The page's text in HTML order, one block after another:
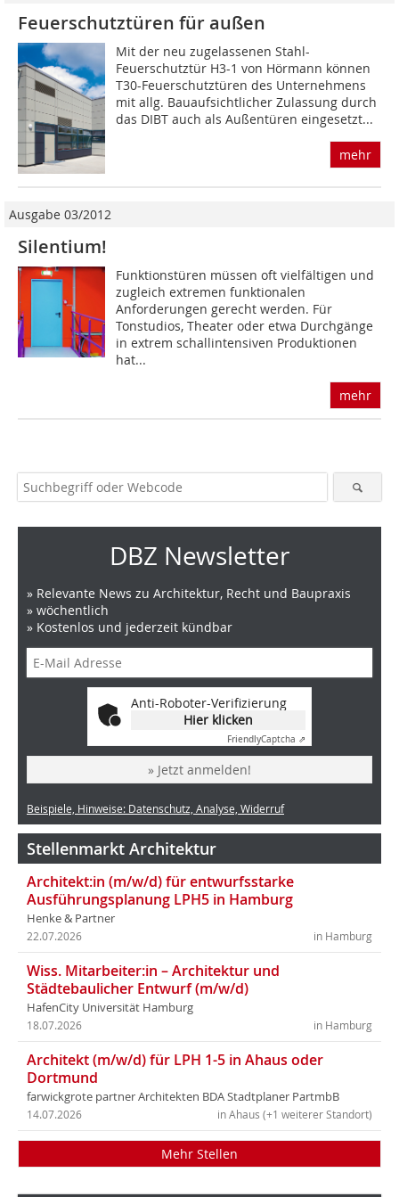
Feuerschutztüren für außen
Mit der neu zugelassenen Stahl-
Feuerschutztür H3-1 von Hörmann können
T30-Feuerschutz­türen des Unternehmens
mit allg. Bauaufsichtlicher Zulassung durch
das DIBT auch als Außentüren eingesetzt...
mehr
Ausgabe 03/2012
Silentium!
Funktionstüren müssen oft vielfältigen und
zugleich extremen funktionalen
Anforderungen gerecht werden. Für
Tonstudios, Theater oder etwa Durchgänge
in extrem schallintensiven Produktionen
hat...
mehr
DBZ Newsletter
» Relevante News zu Architektur, Recht und Baupraxis
» wöchentlich
» Kostenlos und jederzeit kündbar
Anti-Roboter-Verifizierung
Hier klicken
FriendlyCaptcha ⇗
» Jetzt anmelden!
Beispiele, Hinweise: Datenschutz, Analyse, Widerruf
Stellenmarkt Architektur
Architekt:in (m/w/d) für entwurfsstarke
Ausführungsplanung LPH5 in Hamburg
Henke & Partner
in Hamburg
22.07.2026
Wiss. Mitarbeiter:in – Architektur und
Städtebaulicher Entwurf (m/w/d)
HafenCity Universität Hamburg
in Hamburg
18.07.2026
Architekt (m/w/d) für LPH 1-5 in Ahaus oder
Dortmund
farwickgrote partner Architekten BDA Stadtplaner PartmbB
in Ahaus (+1 weiterer Standort)
14.07.2026
Mehr Stellen